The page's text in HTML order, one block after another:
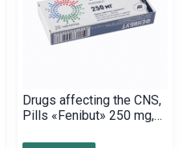
Drugs affecting the CNS,
Pills «Fenibut» 250 mg,